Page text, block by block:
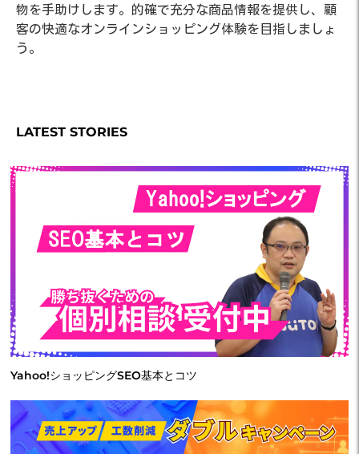
物を手助けします。的確で充分な商品情報を提供し、顧
客の快適なオンラインショッピング体験を目指しましょ
う。
LATEST STORIES
Yahoo!ショッピングSEO基本とコツ